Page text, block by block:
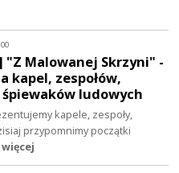
"Z Malowanej Skrzyni" -
kapel, zespołów,
ludowych
kapele, zespoły,
przypomnimy początki